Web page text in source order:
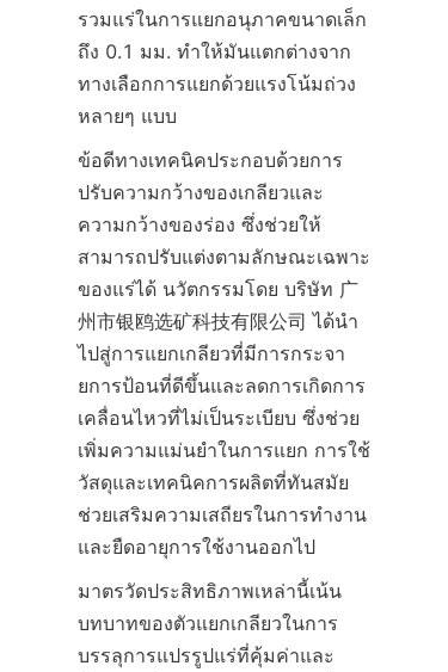
รวมแร่ในการแยกอนุภาคขนาดเล็ก
ถึง 0.1 มม. ทำให้มันแตกต่างจาก
ทางเลือกการแยกด้วยแรงโน้มถ่วง
หลายๆ แบบ
ข้อดีทางเทคนิคประกอบด้วยการ
ปรับความกว้างของเกลียวและ
ความกว้างของร่อง ซึ่งช่วยให้
สามารถปรับแต่งตามลักษณะเฉพาะ
ของแร่ได้ นวัตกรรมโดย บริษัท 广
州市银鸥选矿科技有限公司 ได้นำ
ไปสู่การแยกเกลียวที่มีการกระจา
ยการป้อนที่ดีขึ้นและลดการเกิดการ
เคลื่อนไหวที่ไม่เป็นระเบียบ ซึ่งช่วย
เพิ่มความแม่นยำในการแยก การใช้
วัสดุและเทคนิคการผลิตที่ทันสมัย
ช่วยเสริมความเสถียรในการทำงาน
และยืดอายุการใช้งานออกไป
มาตรวัดประสิทธิภาพเหล่านี้เน้น
บทบาทของตัวแยกเกลียวในการ
บรรลุการแปรรูปแร่ที่คุ้มค่าและ